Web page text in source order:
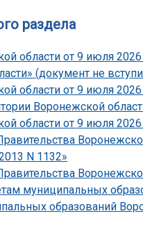
раздела
области от 9 июля
(документ не
области от 9 июля
Воронежской
области от 9 июля
N 1132»
муниципальных
образований